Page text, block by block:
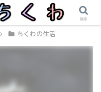
ちくわの生活
検索